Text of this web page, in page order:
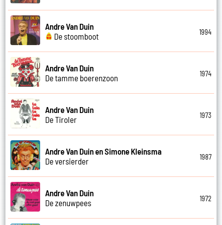
Andre Van Duin
De stoomboot
1994
Andre Van Duin
De tamme boerenzoon
1974
Andre Van Duin
De Tiroler
1973
Andre Van Duin en Simone Kleinsma
De versierder
1987
Andre Van Duin
De zenuwpees
1972